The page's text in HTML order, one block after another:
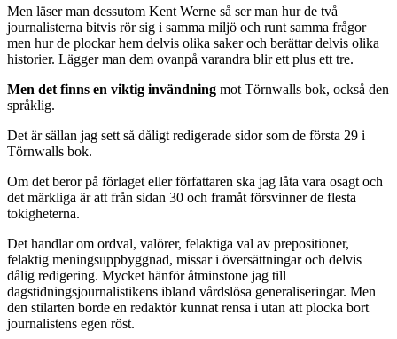
vill förstå de politiska partierna i USA och vad de egentligen står för,
vad Tea Party-rörelsen egentligen är och hur det politiska spelets
regler och möjligheter ser ut. Samtidigt är det den mest
fragmentariska då den spänner över ett massivt område och kapitel
politiska system.
journalisterna bitvis rör sig i samma miljö och runt samma frågor
men hur de plockar hem delvis olika saker och berättar delvis olika
Men det finns en viktig invändningmot Törnwalls bok, också den
språklig.
Det är sällan jag sett så dåligt redigerade sidor som de första 29 i
Törnwalls bok.
Om det beror på förlaget eller författaren ska jag låta vara osagt och
det märkliga är att från sidan 30 och framåt försvinner de flesta
tokigheterna.